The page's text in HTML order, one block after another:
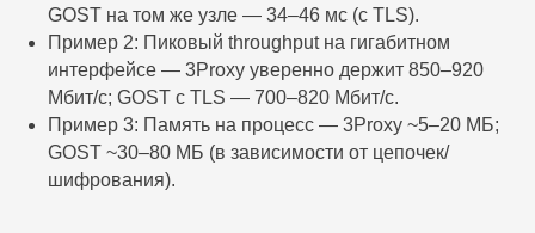
GOST на том же узле — 34–46 мс (с TLS).
Пример 2: Пиковый throughput на гигабитном
интерфейсе — 3Proxy уверенно держит 850–920
Мбит/с; GOST с TLS — 700–820 Мбит/с.
Пример 3: Память на процесс — 3Proxy ~5–20 МБ;
GOST ~30–80 МБ (в зависимости от цепочек/
шифрования).